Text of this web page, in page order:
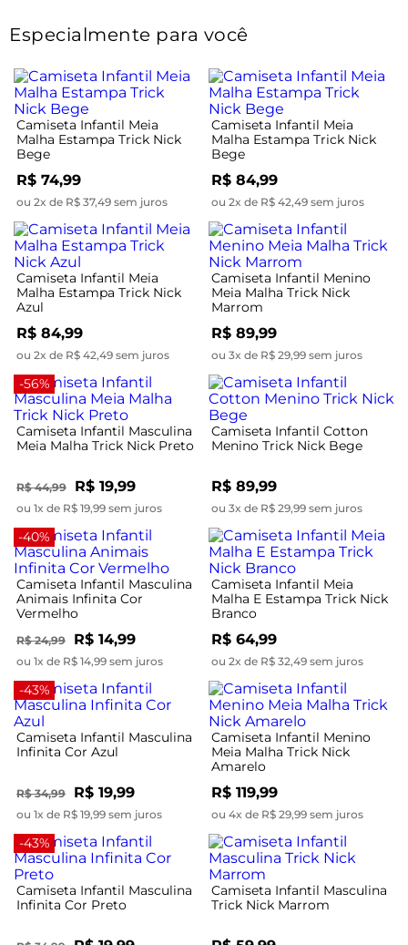
Especialmente para você
Camiseta Infantil Meia
Malha Estampa Trick Nick
Bege
R$ 74,99
ou 2x de R$ 37,49 sem juros
Camiseta Infantil Meia
Malha Estampa Trick Nick
Bege
R$ 84,99
ou 2x de R$ 42,49 sem juros
Camiseta Infantil Meia
Malha Estampa Trick Nick
Azul
R$ 84,99
ou 2x de R$ 42,49 sem juros
Camiseta Infantil Menino
Meia Malha Trick Nick
Marrom
R$ 89,99
ou 3x de R$ 29,99 sem juros
-56%
Camiseta Infantil Masculina
Meia Malha Trick Nick Preto
R$ 44,99 R$ 19,99
ou 1x de R$ 19,99 sem juros
Camiseta Infantil Cotton
Menino Trick Nick Bege
R$ 89,99
ou 3x de R$ 29,99 sem juros
-40%
Camiseta Infantil Masculina
Animais Infinita Cor
Vermelho
R$ 24,99 R$ 14,99
ou 1x de R$ 14,99 sem juros
Camiseta Infantil Meia
Malha E Estampa Trick Nick
Branco
R$ 64,99
ou 2x de R$ 32,49 sem juros
-43%
Camiseta Infantil Masculina
Infinita Cor Azul
R$ 34,99 R$ 19,99
ou 1x de R$ 19,99 sem juros
Camiseta Infantil Menino
Meia Malha Trick Nick
Amarelo
R$ 119,99
ou 4x de R$ 29,99 sem juros
-43%
Camiseta Infantil Masculina
Infinita Cor Preto
Camiseta Infantil Masculina
Trick Nick Marrom